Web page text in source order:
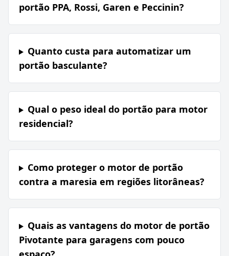
portão PPA, Rossi, Garen e Peccinin?
Quanto custa para automatizar um
portão basculante?
Qual o peso ideal do portão para motor
residencial?
Como proteger o motor de portão
contra a maresia em regiões litorâneas?
Quais as vantagens do motor de portão
Pivotante para garagens com pouco